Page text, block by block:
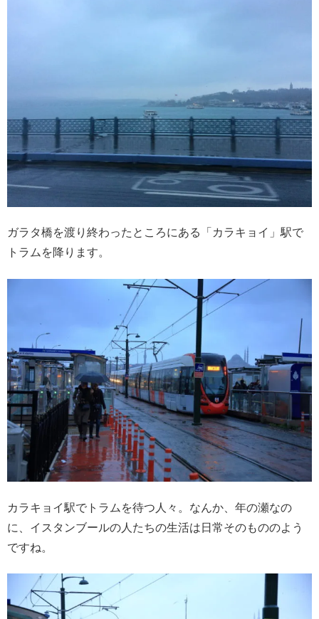
ガラタ橋を渡り終わったところにある「カラキョイ」駅で
トラムを降ります。
カラキョイ駅でトラムを待つ人々。なんか、年の瀬なの
に、イスタンブールの人たちの生活は日常そのもののよう
ですね。